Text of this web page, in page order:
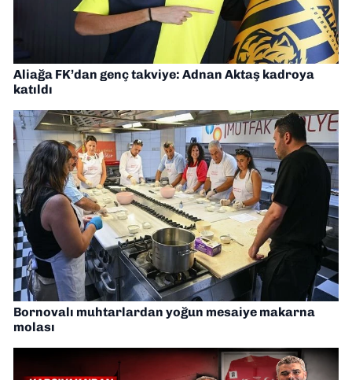
Aliağa FK’dan genç takviye: Adnan Aktaş kadroya
katıldı
Bornovalı muhtarlardan yoğun mesaiye makarna
molası